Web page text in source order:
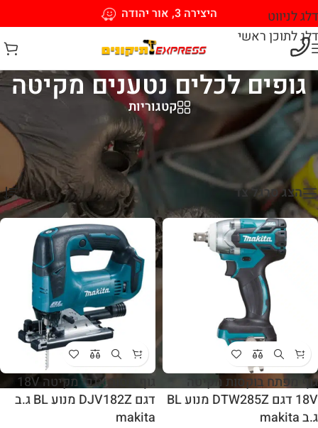
דלג לניווט
דלג לתוכן ראשי
היצירה 3, אור יהודה
גופים לכלים נטענים מקיטה
קטגוריות
עמוד הבית/כלי עבודה חשמליים/כלי עבודה נטענים
גופים לכלים נטענים מקיטה
מציג 1–12 מתוך 38 תוצאות
הצג סרגל צד
גוף מפתח בוקסות מקיטה
18V דגם DTW285Z מנוע BL
ג.ב makita
גוף מסור אנכי מקיטה 18V
דגם DJV182Z מנוע BL ג.ב
makita